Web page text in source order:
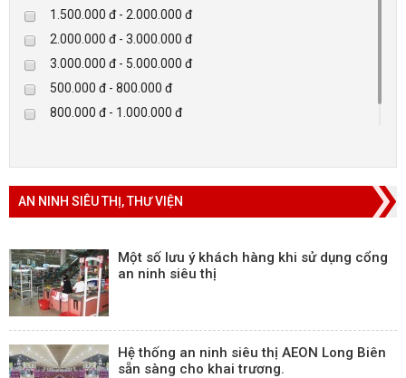
HIKVISON
Eguard
Khác
Rapiscan
1.500.000 đ - 2.000.000 đ
2.000.000 đ - 3.000.000 đ
3.000.000 đ - 5.000.000 đ
500.000 đ - 800.000 đ
800.000 đ - 1.000.000 đ
AN NINH SIÊU THỊ, THƯ VIỆN
Một số lưu ý khách hàng khi sử dụng cổng
an ninh siêu thị
Hệ thống an ninh siêu thị AEON Long Biên
sẵn sàng cho khai trương.